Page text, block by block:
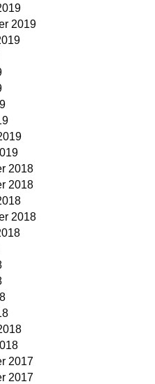
2019
2018
2018
2018
2017
2017